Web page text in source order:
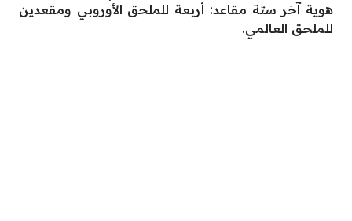
هوية آخر ستة مقاعد: أربعة للملحق الأوروبي ومقعدين
للملحق العالمي.